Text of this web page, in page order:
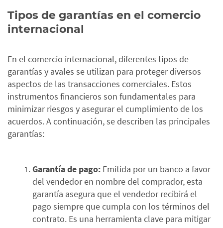
Tipos de garantías en el comercio
internacional
En el comercio internacional, diferentes tipos de
garantías y avales se utilizan para proteger diversos
aspectos de las transacciones comerciales. Estos
instrumentos financieros son fundamentales para
minimizar riesgos y asegurar el cumplimiento de los
acuerdos. A continuación, se describen las principales
garantías:
Garantía de pago: Emitida por un banco a favor
del vendedor en nombre del comprador, esta
garantía asegura que el vendedor recibirá el
pago siempre que cumpla con los términos del
contrato. Es una herramienta clave para mitigar